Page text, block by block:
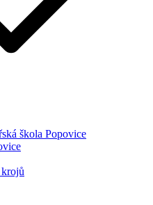
škola Popovice